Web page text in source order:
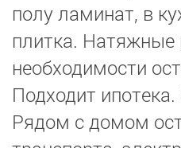
полу ламинат, в
плитка. Натяжные
необходимости
Подходит
Рядом с домом